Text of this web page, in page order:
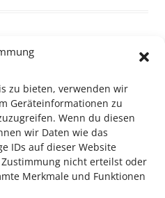
zu bieten, verwenden wir
Geräteinformationen zu
Wenn du diesen
wir Daten wie das
IDs auf dieser Website
nicht erteilst oder
Merkmale und Funktionen
überehrenamtliche
. Sie haben Interesse? Dann
rhein-neckar.de
DES DEUTSCHEN FILMS*